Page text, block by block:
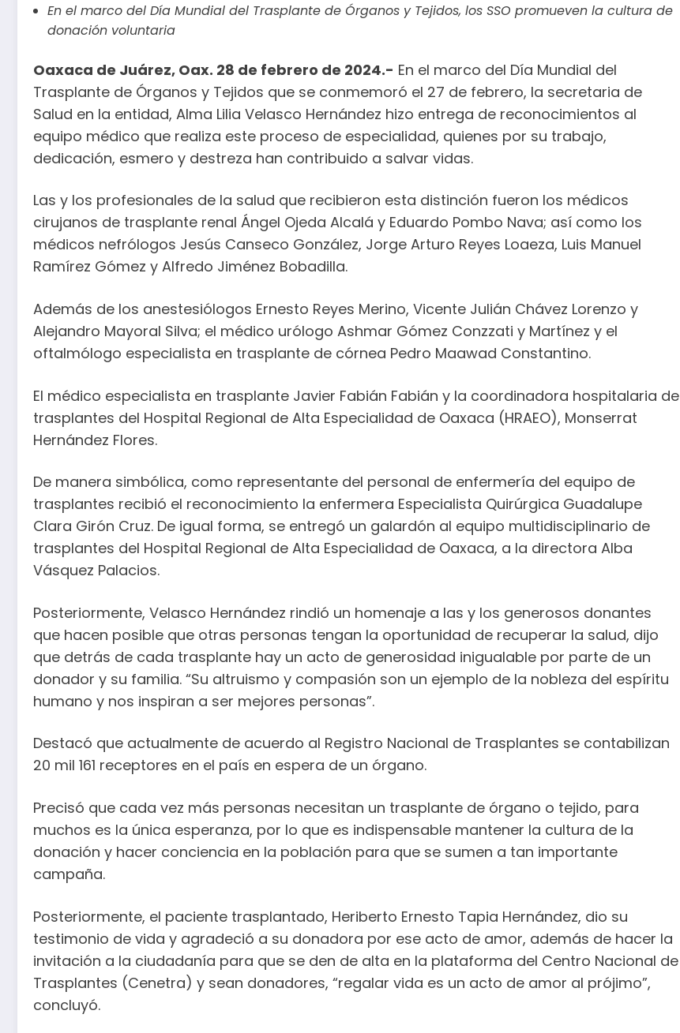
En el marco del Día Mundial del Trasplante de Órganos y Tejidos, los SSO promueven la cultura de
donación voluntaria
Oaxaca de Juárez, Oax. 28 de febrero de 2024.- En el marco del Día Mundial del
Trasplante de Órganos y Tejidos que se conmemoró el 27 de febrero, la secretaria de
Salud en la entidad, Alma Lilia Velasco Hernández hizo entrega de reconocimientos al
equipo médico que realiza este proceso de especialidad, quienes por su trabajo,
dedicación, esmero y destreza han contribuido a salvar vidas.
Las y los profesionales de la salud que recibieron esta distinción fueron los médicos
cirujanos de trasplante renal Ángel Ojeda Alcalá y Eduardo Pombo Nava; así como los
médicos nefrólogos Jesús Canseco González, Jorge Arturo Reyes Loaeza, Luis Manuel
Ramírez Gómez y Alfredo Jiménez Bobadilla.
Además de los anestesiólogos Ernesto Reyes Merino, Vicente Julián Chávez Lorenzo y
Alejandro Mayoral Silva; el médico urólogo Ashmar Gómez Conzzati y Martínez y el
oftalmólogo especialista en trasplante de córnea Pedro Maawad Constantino.
El médico especialista en trasplante Javier Fabián Fabián y la coordinadora hospitalaria de
trasplantes del Hospital Regional de Alta Especialidad de Oaxaca (HRAEO), Monserrat
Hernández Flores.
De manera simbólica, como representante del personal de enfermería del equipo de
trasplantes recibió el reconocimiento la enfermera Especialista Quirúrgica Guadalupe
Clara Girón Cruz. De igual forma, se entregó un galardón al equipo multidisciplinario de
trasplantes del Hospital Regional de Alta Especialidad de Oaxaca, a la directora Alba
Vásquez Palacios.
Posteriormente, Velasco Hernández rindió un homenaje a las y los generosos donantes
que hacen posible que otras personas tengan la oportunidad de recuperar la salud, dijo
que detrás de cada trasplante hay un acto de generosidad inigualable por parte de un
donador y su familia. “Su altruismo y compasión son un ejemplo de la nobleza del espíritu
humano y nos inspiran a ser mejores personas”.
Destacó que actualmente de acuerdo al Registro Nacional de Trasplantes se contabilizan
20 mil 161 receptores en el país en espera de un órgano.
Precisó que cada vez más personas necesitan un trasplante de órgano o tejido, para
muchos es la única esperanza, por lo que es indispensable mantener la cultura de la
donación y hacer conciencia en la población para que se sumen a tan importante
campaña.
Posteriormente, el paciente trasplantado, Heriberto Ernesto Tapia Hernández, dio su
testimonio de vida y agradeció a su donadora por ese acto de amor, además de hacer la
invitación a la ciudadanía para que se den de alta en la plataforma del Centro Nacional de
Trasplantes (Cenetra) y sean donadores, “regalar vida es un acto de amor al prójimo”,
concluyó.